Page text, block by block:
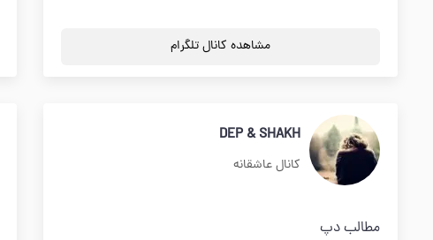
مشاهده کانال تلگرام
DEP & SHAKH
کانال عاشقانه
مطالب دپ